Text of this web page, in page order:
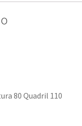
80 Quadril 110